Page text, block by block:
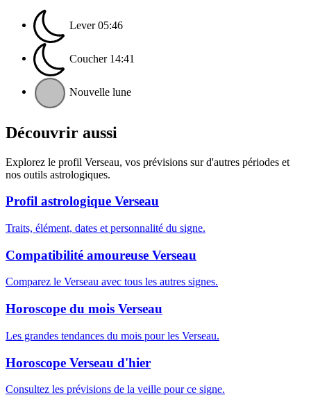
Lever 05:46
Coucher 14:41
Nouvelle lune
Découvrir aussi
Explorez le profil Verseau, vos prévisions sur d'autres périodes et
nos outils astrologiques.
Profil astrologique Verseau
Traits, élément, dates et personnalité du signe.
Compatibilité amoureuse Verseau
Comparez le Verseau avec tous les autres signes.
Horoscope du mois Verseau
Les grandes tendances du mois pour les Verseau.
Horoscope Verseau d'hier
Consultez les prévisions de la veille pour ce signe.